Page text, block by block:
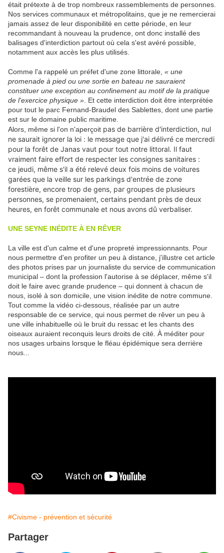
était prétexte à de trop nombreux rassemblements de personnes.
Nos services communaux et métropolitains, que je ne remercierai
jamais assez de leur disponibilité en cette période, en leur
recommandant à nouveau la prudence, ont donc installé des
balisages d'interdiction partout où cela s'est avéré possible,
notamment aux accès les plus utilisés.
Comme l'a rappelé un préfet d'une zone littorale, « une
promenade à pied ou une sortie en bateau ne sauraient
constituer une exception au confinement au motif de la pratique
de l'exercice physique » . Et cette interdiction doit être interprétée
pour tout le parc Fernand-Braudel des Sablettes, dont une partie
est sur le domaine public maritime.
Alors, même si l'on n'aperçoit pas de barrière d'interdiction, nul
ne saurait ignorer la loi : le message que j'ai délivré ce mercredi
pour la forêt de Janas vaut pour tout notre littoral. Il faut
vraiment faire effort de respecter les consignes sanitaires :
ce jeudi, même s'il a été relevé deux fois moins de voitures
garées que la veille sur les parkings d'entrée de zone
forestière, encore trop de gens, par groupes de plusieurs
personnes, se promenaient, certains pendant près de deux
heures, en forêt communale et nous avons dû verbaliser.
UNE SEYNE INÉDITE À EN RÊVER
La ville est d'un calme et d'une propreté impressionnants. Pour
nous permettre d'en profiter un peu à distance, j'illustre cet article
des photos prises par un journaliste du service de communication
municipal – dont la profession l'autorise à se déplacer, même s'il
doit le faire avec grande prudence – qui donnent à chacun de
nous, isolé à son domicile, une vision inédite de notre commune.
Tout comme la vidéo ci-dessous, réalisée par un autre
responsable de ce service, qui nous permet de rêver un peu à
une ville inhabituelle où le bruit du ressac et les chants des
oiseaux auraient reconquis leurs droits de cité. À méditer pour
nos usages urbains lorsque le fléau épidémique sera derrière
nous...
#Civisme - prévention et sécurité
Partager